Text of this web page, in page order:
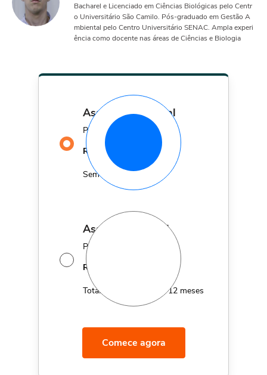
Bacharel e Licenciado em Ciências Biológicas pelo Centr
o Universitário São Camilo. Pós-graduado em Gestão A
mbiental pelo Centro Universitário SENAC. Ampla experi
ência como docente nas áreas de Ciências e Biologia
assinatura mensal
Por apenas
R$
29,90 MÊS
Sem fidelidade
assinatura anual
Por apenas 12x de
R$
MÊS
Total de R$179,40 por 12 meses
Comece agora